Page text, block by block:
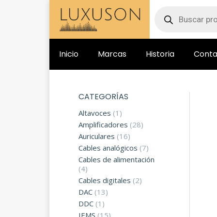
Inicio Marcas Historia
CATEGORÍAS
Altavoces (1)
Amplificadores (28)
Auriculares (16)
Cables analógicos (7)
Cables de alimentación
(4)
Cables digitales (2)
DAC (13)
DDC (1)
IEMS (15)